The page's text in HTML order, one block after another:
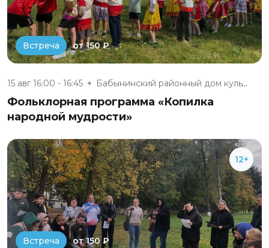
Встреча от 150 ₽
15 авг 16:00 - 16:45 Бабынинский районный дом культ...
Фольклорная программа «Копилка
народной мудрости»
12+
Встреча от 150 ₽